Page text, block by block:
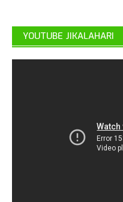
YOUTUBE JIKALAHARI